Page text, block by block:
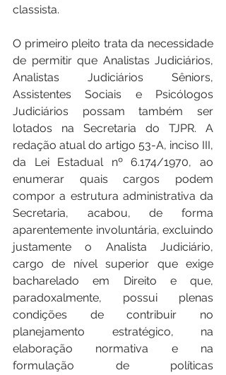
classista.
O primeiro pleito trata da necessidade
de permitir que Analistas Judiciários,
Analistas Judiciários Sêniors,
Assistentes Sociais e Psicólogos
Judiciários possam também ser
lotados na Secretaria do TJPR. A
redação atual do artigo 53-A, inciso III,
da Lei Estadual nº 6.174/1970, ao
enumerar quais cargos podem
compor a estrutura administrativa da
Secretaria, acabou, de forma
aparentemente involuntária, excluindo
justamente o Analista Judiciário,
cargo de nível superior que exige
bacharelado em Direito e que,
paradoxalmente, possui plenas
condições de contribuir no
planejamento estratégico, na
elaboração normativa e na
formulação de políticas